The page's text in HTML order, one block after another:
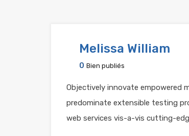
Melissa William
0 Bien publiés
Objectively innovate empowered
predominate extensible testing
web services vis-a-vis cutting-